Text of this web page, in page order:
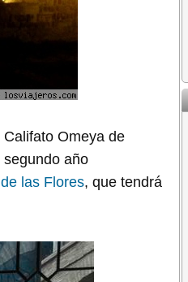
Omeya de
segundo año
las Flores, que tendrá